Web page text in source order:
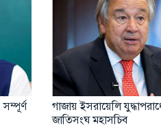
গাজায় ইসরায়েলি
জাতিসংঘ মহাসচিব